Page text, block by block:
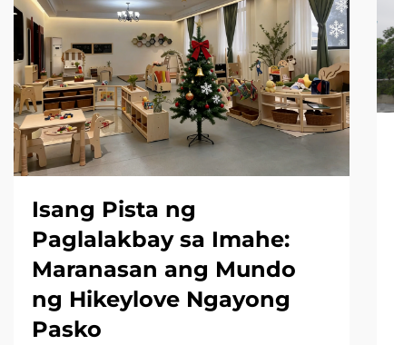
Isang Pista ng
Paglalakbay sa Imahe:
Maranasan ang Mundo
ng Hikeylove Ngayong
Pasko